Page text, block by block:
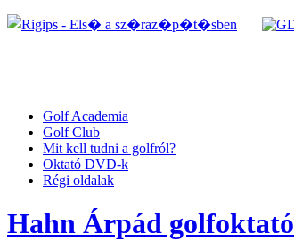
Golf Academia
Golf Club
Mit kell tudni a golfról?
Oktató DVD-k
Régi oldalak
Hahn Árpád golfoktató